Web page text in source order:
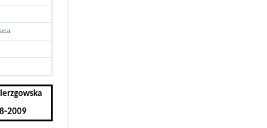
2009